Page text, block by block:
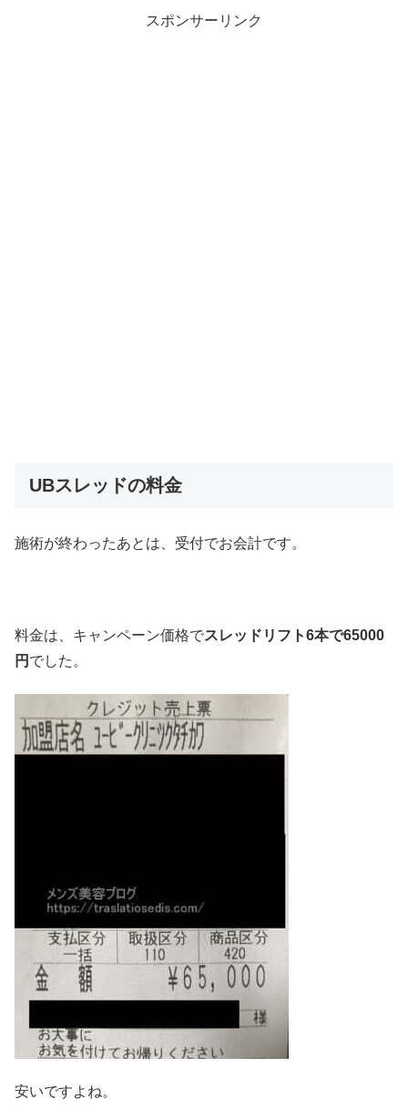
スポンサーリンク
UBスレッドの料金
施術が終わったあとは、受付でお会計です。
料金は、キャンペーン価格でスレッドリフト6本で65000
円 でした。
安いですよね。